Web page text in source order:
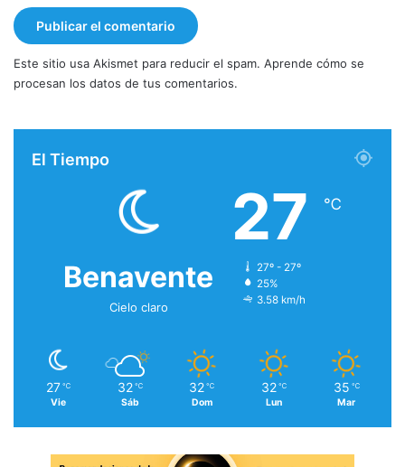
Este sitio usa Akismet para reducir el spam. Aprende cómo se
procesan los datos de tus comentarios.
El Tiempo
Benavente
Cielo claro
27 ℃
27º - 27º
25%
3.58 km/h
27 ℃
Vie
32 ℃
Sáb
32 ℃
Dom
32 ℃
Lun
35 ℃
Mar